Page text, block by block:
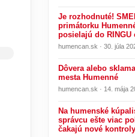
Je rozhodnuté!
primátorku
posielajú do
humencan.sk · 30. júla
Dôvera alebo
mesta Humenné
humencan.sk · 14. mája
Na humenské
správcu ešte viac
čakajú nové